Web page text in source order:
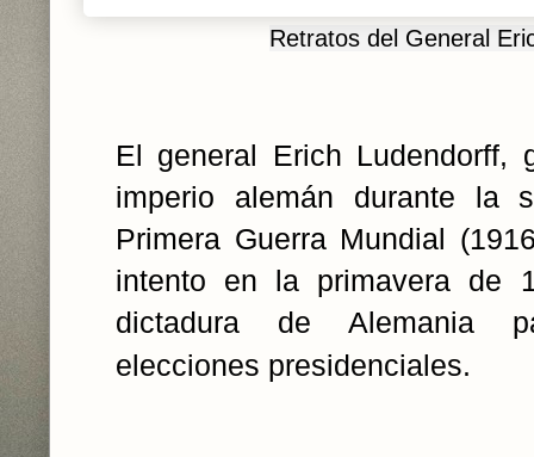
Retratos del General
El general Erich Ludendorff,
imperio alemán durante la
Primera Guerra Mundial
intento en la primavera de
dictadura de Alemania
elecciones presidenciales.